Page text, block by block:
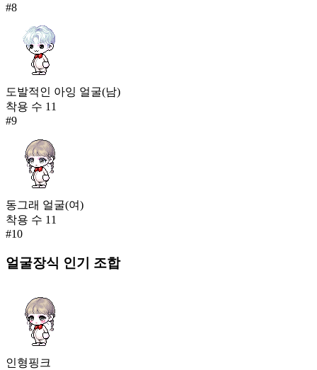
#8
도발적인 아잉 얼굴(남)
착용 수 11
#9
동그래 얼굴(여)
착용 수 11
#10
얼굴장식 인기 조합
인형핑크